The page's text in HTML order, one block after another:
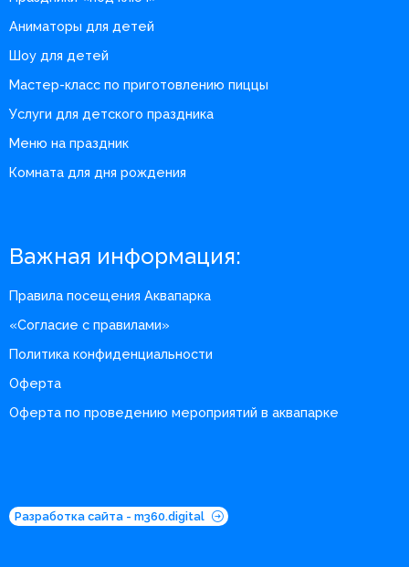
Аниматоры для детей
Шоу для детей
Мастер-класс по приготовлению пиццы
Услуги для детского праздника
Меню на праздник
Комната для дня рождения
Важная информация:
Правила посещения Аквапарка
«Согласие с правилами»
Политика конфиденциальности
Оферта
Оферта по проведению мероприятий в аквапарке
Разработка сайта - m360.digital